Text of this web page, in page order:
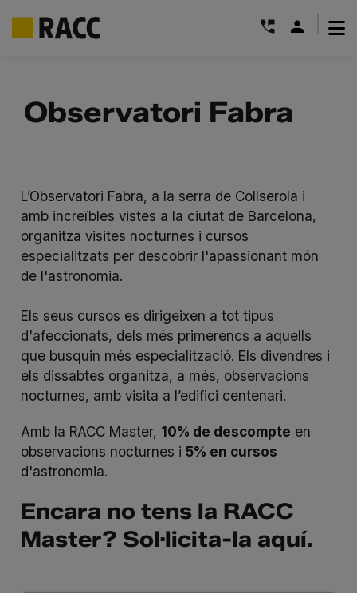
contentObservatori Fabra
L’Observatori Fabra, a la serra de Collserola i
amb increïbles vistes a la ciutat de Barcelona,
organitza visites nocturnes i cursos
especialitzats per descobrir l'apassionant món
de l'astronomia.
Els seus cursos es dirigeixen a tot tipus
d'afeccionats, dels més primerencs a aquells
que busquin més especialització. Els divendres i
els dissabtes organitza, a més, observacions
nocturnes, amb visita a l’edifici centenari.
Amb la RACC Master, 10% de descompte en
observacions nocturnes i 5% en cursos
d'astronomia.
Encara no tens la RACC
Master? Sol·licita-la aquí.